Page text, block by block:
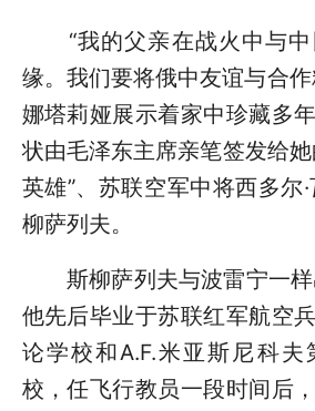
“我的父亲在战火中与中
缘。我们要将俄中友谊与合
娜塔莉娅展示着家中珍藏多
状由毛泽东主席亲笔签发给
英雄”、苏联空军中将西多尔
柳萨列夫。
斯柳萨列夫与波雷宁一样
他先后毕业于苏联红军航空
论学校和A.F.米亚斯尼科夫
校，任飞行教员一段时间后